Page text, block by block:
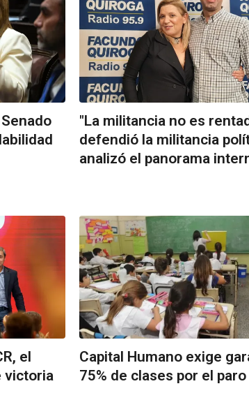
"La militancia no es
defendió la militancia
analizó el panorama
el
victoria
Capital Humano exige
75% de clases por el